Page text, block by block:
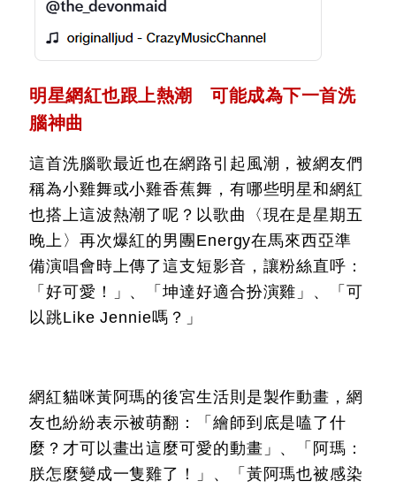
明星網紅也跟上熱潮 可能成為下一首洗
腦神曲
這首洗腦歌最近也在網路引起風潮，被網友們
稱為小雞舞或小雞香蕉舞，有哪些明星和網紅
也搭上這波熱潮了呢？以歌曲〈現在是星期五
晚上〉再次爆紅的男團Energy在馬來西亞準
備演唱會時上傳了這支短影音，讓粉絲直呼：
「好可愛！」、「坤達好適合扮演雞」、「可
以跳Like Jennie嗎？」
網紅貓咪黃阿瑪的後宮生活則是製作動畫，網
友也紛紛表示被萌翻：「繪師到底是嗑了什
麼？才可以畫出這麼可愛的動畫」、「阿瑪：
朕怎麼變成一隻雞了！」、「黃阿瑪也被感染